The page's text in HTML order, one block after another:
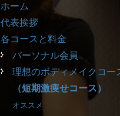
ホーム
代表挨拶
各コースと料金
パーソナル会員
理想のボディメイクコー
（短期激痩せコース）
オススメ